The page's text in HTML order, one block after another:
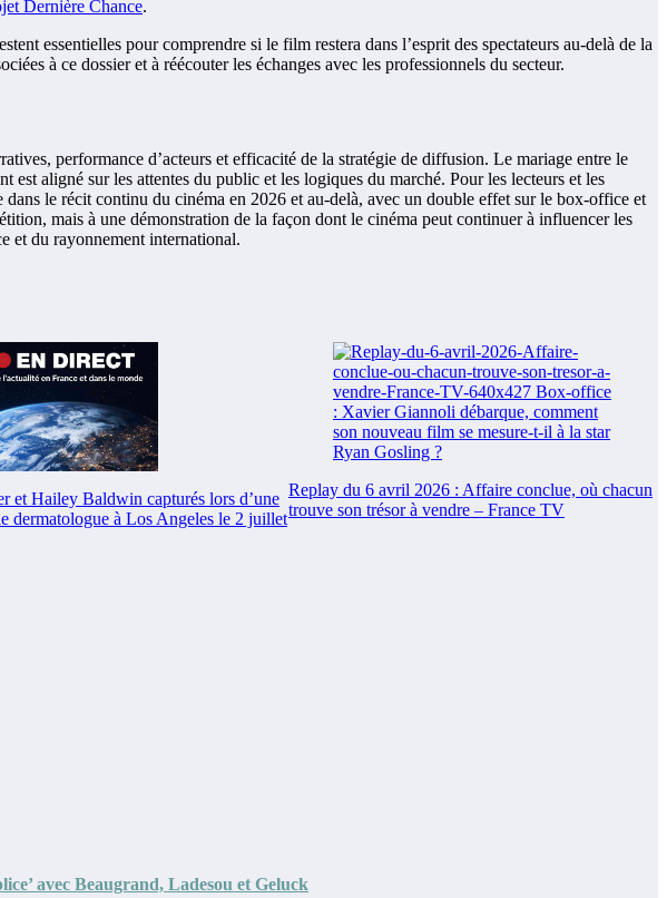
Dernière Chance.
essentielles pour comprendre si le film restera dans l’esprit des spectateurs au-delà de la
à ce dossier et à réécouter les échanges avec les professionnels du secteur.
performance d’acteurs et efficacité de la stratégie de diffusion. Le mariage entre le
aligné sur les attentes du public et les logiques du marché. Pour les lecteurs et les
le récit continu du cinéma en 2026 et au-delà, avec un double effet sur le box-office et
mais à une démonstration de la façon dont le cinéma peut continuer à influencer les
et du rayonnement international.
et Hailey Baldwin capturés lors d’une
dermatologue à Los Angeles le 2 juillet
Replay du 6 avril 2026 : Affaire conclue, où chacun
trouve son trésor à vendre – France TV
avec Beaugrand, Ladesou et Geluck